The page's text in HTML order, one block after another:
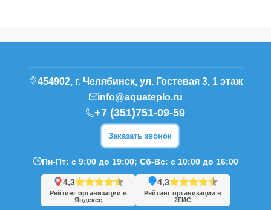
454902, г. Челябинск, ул. Гостевая 3, 1 этаж
info@aquateplo.ru
+7 (351)751-09-59
Заказать звонок
Пн-Пт: с 9:00 до 19:00; Сб-Вс: с 10:00 до 16:00
4,3
Рейтинг организации в
Яндексе
4,3
Рейтинг организации в
2ГИС